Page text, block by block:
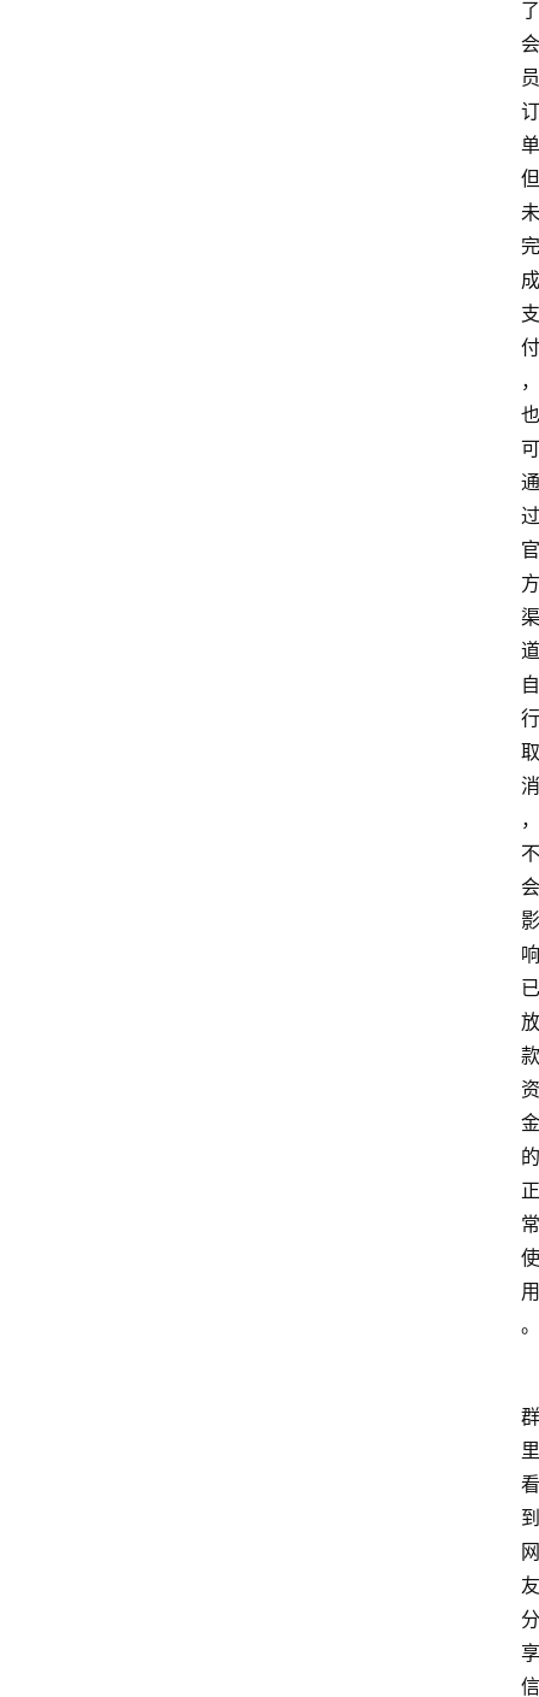
了
会
员
订
单
但
未
完
成
支
付
，
也
可
通
过
官
方
渠
道
自
行
取
消
，
不
会
影
响
已
放
款
资
金
的
正
常
使
用
。
群
里
看
到
网
友
分
享
信